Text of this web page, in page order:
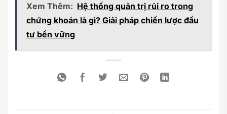
Xem Thêm: Hệ thống quản trị rủi ro trong
chứng khoán là gì? Giải pháp chiến lược đầu
tư bền vững